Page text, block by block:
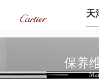
天
保养